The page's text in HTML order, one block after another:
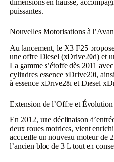
dimensions en hausse,
puissantes.
Nouvelles Motorisations à
Au lancement, le X3 F25
une offre Diesel (xDrive20d) et
La gamme s’étoffe dès 2011
cylindres essence xDrive20i,
à essence xDrive28i et Diesel
Extension de l’Offre et
En 2012, une déclinaison
deux roues motrices, vient
accueille un nouveau moteur de
l’ancien bloc de 3 L tout en